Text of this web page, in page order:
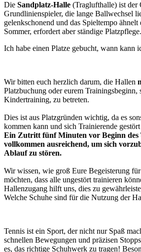
Die Sandplatz-Halle (Traglufthalle) ist der
Grundlinienspieler, die lange Ballwechsel
gelenkschonend und das Spieltempo ähnelt
Sommer, erfordert aber ständige Platzpflege.
Ich habe einen Platze gebucht, wann kann
Wir bitten euch herzlich darum, die Hallen
Platzbuchung oder eurem Trainingsbeginn,
Kindertraining, zu betreten.
Dies ist aus Platzgründen wichtig, da es
kommen kann und sich Trainierende
Ein Zutritt fünf Minuten vor Beginn des
vollkommen ausreichend, um sich
Ablauf zu stören.
Wir wissen, wie groß Eure Begeisterung
möchten, dass alle ungestört trainieren
Hallenzugang hilft uns, dies zu
Welche Schuhe sind für die Nutzung der
Tennis ist ein Sport, der nicht nur Spaß
schnellen Bewegungen und präzisen
es, das richtige Schuhwerk zu tragen!